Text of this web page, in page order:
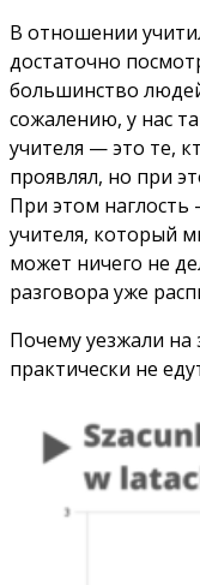
В отношении
достаточно
большинство
сожалению, у нас
учителя — это те,
проявлял, но при
При этом
учителя, который
может ничего не
разговора уже
Почему уезжали на
практически не